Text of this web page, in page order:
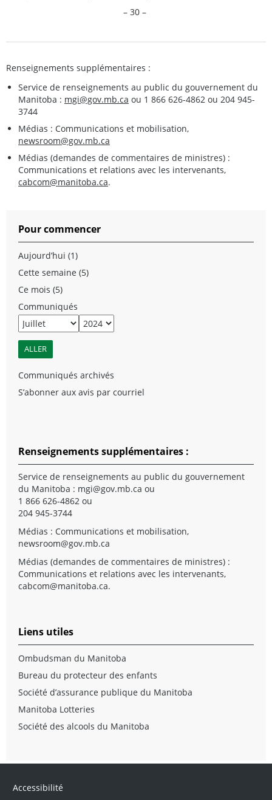
– 30 –
Renseignements supplémentaires :
Service de renseignements au public du gouvernement du
Manitoba : mgi@gov.mb.ca ou 1 866 626-4862 ou 204 945-
3744
Médias : Communications et mobilisation,
newsroom@gov.mb.ca
Médias (demandes de commentaires de ministres) :
Communications et relations avec les intervenants,
cabcom@manitoba.ca.
Pour commencer
Aujourd’hui (1)
Cette semaine (5)
Ce mois (5)
Communiqués
Communiqués archivés
S’abonner aux avis par courriel
Renseignements supplémentaires :
Service de renseignements au public du gouvernement
du Manitoba : mgi@gov.mb.ca ou
1 866 626-4862 ou
204 945-3744
Médias : Communications et mobilisation,
newsroom@gov.mb.ca
Médias (demandes de commentaires de ministres) :
Communications et relations avec les intervenants,
cabcom@manitoba.ca.
Liens utiles
Ombudsman du Manitoba
Bureau du protecteur des enfants
Société d’assurance publique du Manitoba
Manitoba Lotteries
Société des alcools du Manitoba
Accessibilité